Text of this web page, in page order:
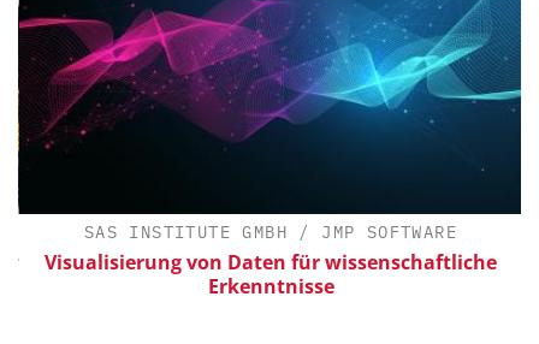
SAS INSTITUTE GMBH / JMP SOFTWARE
Visualisierung von Daten für wissenschaftliche
Erkenntnisse